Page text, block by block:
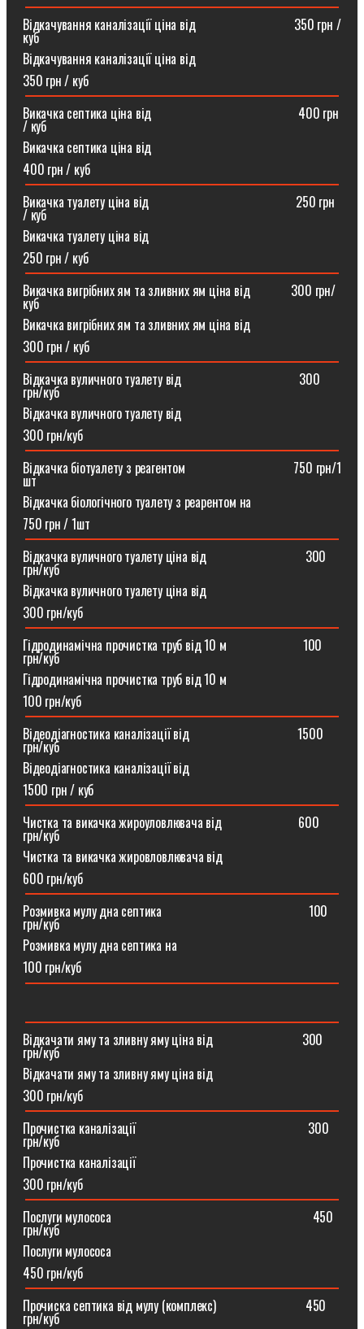
Відкачування каналізації ціна від ⠀⠀⠀⠀⠀⠀⠀⠀⠀⠀350 грн /
куб
Відкачування каналізації ціна від
350 грн / куб
Викачка септика ціна від ⠀⠀⠀⠀⠀⠀⠀⠀⠀⠀⠀⠀⠀⠀⠀400 грн
/ куб
Викачка септика ціна від
400 грн / куб
Викачка туалету ціна від ⠀⠀⠀⠀⠀⠀⠀⠀⠀⠀⠀⠀⠀⠀⠀250 грн
/ куб⠀
Викачка туалету ціна від
250 грн / куб
Викачка вигрібних ям та зливних ям ціна від ⠀⠀⠀⠀300 грн/
куб
Викачка вигрібних ям та зливних ям ціна від
300 грн / куб
Відкачка вуличного туалету від ⠀⠀⠀⠀⠀⠀⠀⠀⠀⠀⠀⠀300
грн/куб
Відкачка вуличного туалету від
300 грн/куб
Відкачка біотуалету з реагентом ⠀⠀⠀⠀⠀⠀⠀⠀⠀⠀⠀750 грн/1
шт
Відкачка біологічного туалету з реарентом на
750 грн / 1шт
Відкачка вуличного туалету ціна від ⠀⠀⠀⠀⠀⠀⠀⠀⠀⠀300
грн/куб
Відкачка вуличного туалету ціна від
300 грн/куб
Гідродинамічна прочистка труб від 10 м⠀⠀⠀⠀⠀⠀⠀⠀100
грн/куб
Гідродинамічна прочистка труб від 10 м
100 грн/куб
Відеодіагностика каналізації від ⠀⠀⠀⠀⠀⠀⠀⠀⠀⠀⠀1500
грн/куб
Відеодіагностика каналізації від
1500 грн / куб
Чистка та викачка жироуловлювача від⠀⠀⠀⠀⠀⠀⠀⠀600
грн/куб
Чистка та викачка жировловлювача від
600 грн/куб
Розмивка мулу дна септика ⠀⠀⠀⠀⠀⠀⠀⠀⠀⠀⠀⠀⠀⠀⠀100
грн/куб
Розмивка мулу дна септика на
100 грн/куб
Відкачати яму та зливну яму ціна від ⠀⠀⠀⠀⠀⠀⠀⠀⠀300
грн/куб
Відкачати яму та зливну яму ціна від
300 грн/куб
Прочистка каналізації⠀⠀⠀⠀⠀⠀⠀⠀⠀⠀⠀⠀⠀⠀⠀⠀⠀⠀300
грн/куб
Прочистка каналізації
300 грн/куб
Послуги мулососа⠀⠀⠀⠀⠀⠀⠀⠀⠀⠀⠀⠀⠀⠀⠀⠀⠀⠀⠀⠀⠀450
грн/куб
Послуги мулососа
450 грн/куб
Прочиска септика від мулу (комплекс) ⠀⠀⠀⠀⠀⠀⠀⠀⠀450
грн/куб